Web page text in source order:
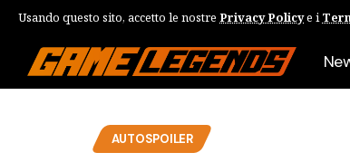
Usando questo sito, accetto le nostre Privacy Policye i
AUTOSPOILER